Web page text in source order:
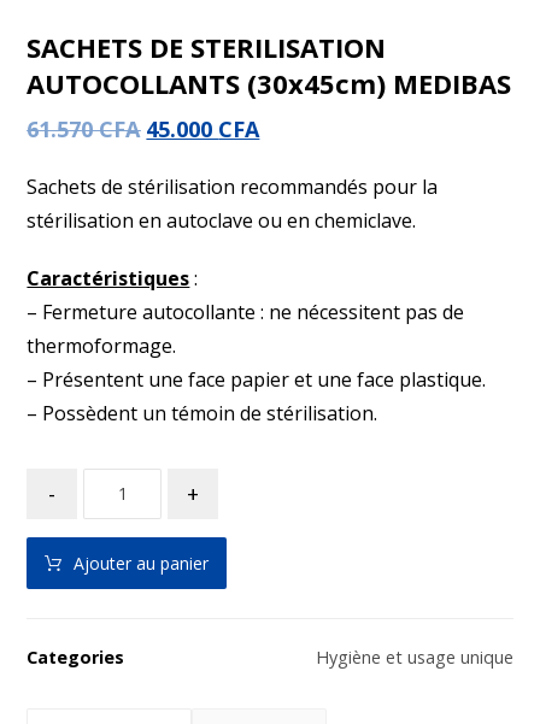
SACHETS DE STERILISATION
AUTOCOLLANTS (30x45cm) MEDIBAS
61.570CFA 45.000 CFA
Sachets de stérilisation recommandés pour la
stérilisation en autoclave ou en chemiclave.
Caractéristiques :
– Fermeture autocollante : ne nécessitent pas de
thermoformage.
– Présentent une face papier et une face plastique.
– Possèdent un témoin de stérilisation.
- +
Ajouter au panier
Categories Hygiène et usage unique